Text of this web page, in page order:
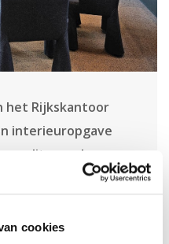
cookies
het Rijkskantoor
interieuropgave
dit complex
fase omvat het